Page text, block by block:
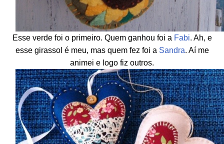
Esse verde foi o primeiro. Quem ganhou foi a Fabi. Ah, e
esse girassol é meu, mas quem fez foi a Sandra. Aí me
animei e logo fiz outros.